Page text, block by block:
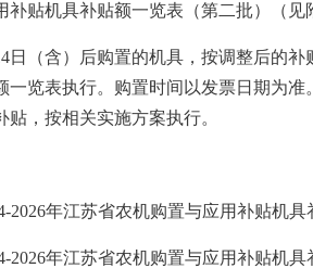
补贴机具补贴额一览表（第二批）（
日（含）后购置的机具，按调整后的
一览表执行。购置时间以发票日期为
贴，按相关实施方案执行。
2026年江苏省农机购置与应用补贴机
2026年江苏省农机购置与应用补贴机